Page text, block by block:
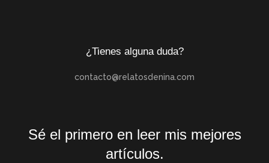
¿Tienes alguna duda?
contacto@relatosdenina.com
Sé el primero en leer mis mejores
artículos.